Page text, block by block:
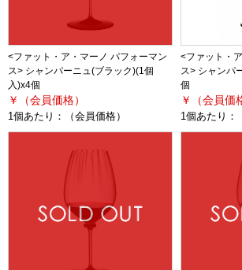
<ファット・ア・マーノ パフォーマン
ス> シャンパーニュ(ブラック)(1個
入)x4個
￥（会員価格）
1個あたり： （会員価格）
<ファット・
ス> シャンパ
個
￥（会員価
1個あたり：